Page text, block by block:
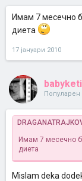
Имам 7 месечно
диета
17 јануари 2010
babyketi
Популарен
Имам 7 месечно
диета
Mislam deka